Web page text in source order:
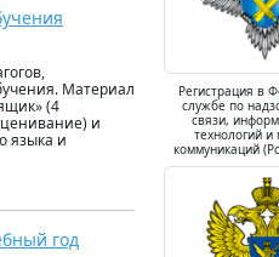
Материал
(4
и
языка и
год
Регистрация в
службе по
связи,
технологий и
коммуникаций